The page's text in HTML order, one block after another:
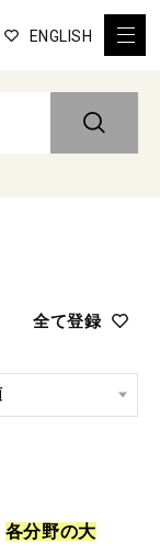
ENGLISH
全て登録
各分野の大